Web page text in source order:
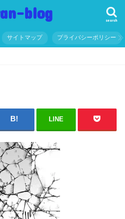
blog search
サイトマップ プライバシーポリシー
LINE